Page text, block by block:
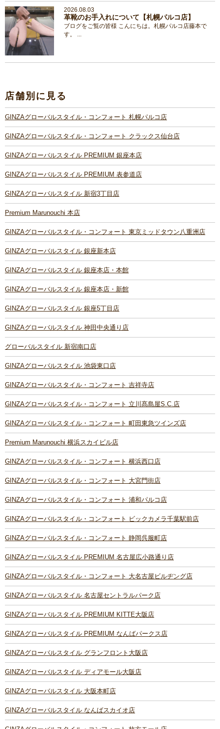
2026.08.03
革靴のお手入れについて【札幌パルコ店】
ブログをご覧の皆様 こんにちは。札幌パルコ店藤本で
す。 ...
店舗別に見る
GINZAグローバルスタイル・コンフォート 札幌パルコ店
GINZAグローバルスタイル・コンフォート クラックス仙台店
GINZAグローバルスタイル PREMIUM 銀座本店
GINZAグローバルスタイル PREMIUM 表参道店
GINZAグローバルスタイル 新宿3丁目店
Premium Marunouchi 本店
GINZAグローバルスタイル・コンフォート 東京ミッドタウン八重洲店
GINZAグローバルスタイル 銀座新本店
GINZAグローバルスタイル 銀座本店・本館
GINZAグローバルスタイル 銀座本店・新館
GINZAグローバルスタイル 銀座5丁目店
GINZAグローバルスタイル 神田中央通り店
グローバルスタイル 新宿南口店
GINZAグローバルスタイル 池袋東口店
GINZAグローバルスタイル・コンフォート 吉祥寺店
GINZAグローバルスタイル・コンフォート 立川髙島屋S.C.店
GINZAグローバルスタイル・コンフォート 町田東急ツインズ店
Premium Marunouchi 横浜スカイビル店
GINZAグローバルスタイル・コンフォート 横浜西口店
GINZAグローバルスタイル・コンフォート 大宮門街店
GINZAグローバルスタイル・コンフォート 浦和パルコ店
GINZAグローバルスタイル・コンフォート ビックカメラ千葉駅前店
GINZAグローバルスタイル・コンフォート 静岡呉服町店
GINZAグローバルスタイル PREMIUM 名古屋広小路通り店
GINZAグローバルスタイル・コンフォート 大名古屋ビルヂング店
GINZAグローバルスタイル 名古屋セントラルパーク店
GINZAグローバルスタイル PREMIUM KITTE大阪店
GINZAグローバルスタイル PREMIUM なんばパークス店
GINZAグローバルスタイル グランフロント大阪店
GINZAグローバルスタイル ディアモール大阪店
GINZAグローバルスタイル 大阪本町店
GINZAグローバルスタイル なんばスカイオ店